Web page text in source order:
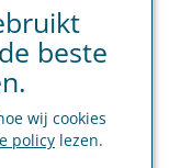
tags
beste
wij cookies
policy lezen.